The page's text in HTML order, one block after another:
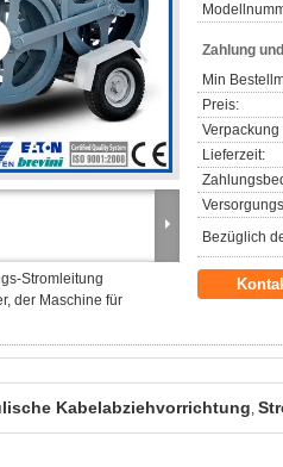
Stromleitung
der Maschine für
Zahlung
Min
Preis:
Lieferzeit:
Bezüglich
Kabelabziehvorrichtung,